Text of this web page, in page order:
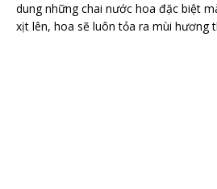
dung những chai nước hoa đặc biệt
xịt lên, hoa sẽ luôn tỏa ra mùi hương